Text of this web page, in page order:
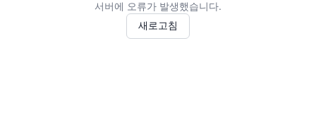
서버에 오류가 발생했습니다.
새로고침